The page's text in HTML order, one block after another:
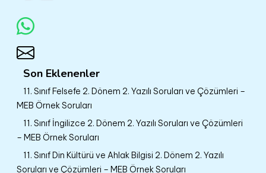
Son Eklenenler
11. Sınıf Felsefe 2. Dönem 2. Yazılı Soruları ve Çözümleri –
MEB Örnek Soruları
11. Sınıf İngilizce 2. Dönem 2. Yazılı Soruları ve Çözümleri
– MEB Örnek Soruları
11. Sınıf Din Kültürü ve Ahlak Bilgisi 2. Dönem 2. Yazılı
Soruları ve Çözümleri – MEB Örnek Soruları